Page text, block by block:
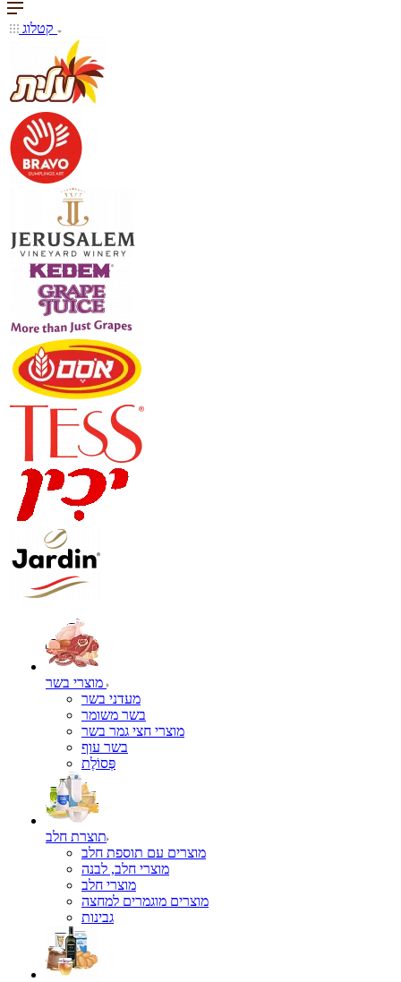
מעדני בשר
בשר משומר
מוצרי חצי גמר בשר
בשר עוף
פְּסוֹלֶת
תוצרת חלב
מוצרים עם תוספת חלב
מוצרי חלב, לבנה
מוצרי חלב
מוצרים מוגמרים למחצה
גבינות